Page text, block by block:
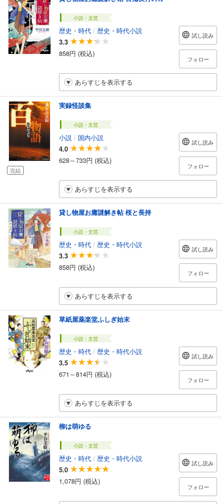
小説・文芸
歴史・時代 / 歴史・時代小説
3.3
858円 (税込)
試し読み
フォロー
あらすじを表示する
完結
実録怪談集
小説・文芸
小説 / 国内小説
4.0
628～733円 (税込)
試し読み
フォロー
あらすじを表示する
貸し物屋お庸謎解き帖 桜と長持
小説・文芸
歴史・時代 / 歴史・時代小説
3.3
858円 (税込)
試し読み
フォロー
あらすじを表示する
草紙屋薬楽堂ふしぎ始末
小説・文芸
歴史・時代 / 歴史・時代小説
3.5
671～814円 (税込)
試し読み
フォロー
あらすじを表示する
柳は萌ゆる
小説・文芸
歴史・時代 / 歴史・時代小説
5.0
1,078円 (税込)
試し読み
フォロー